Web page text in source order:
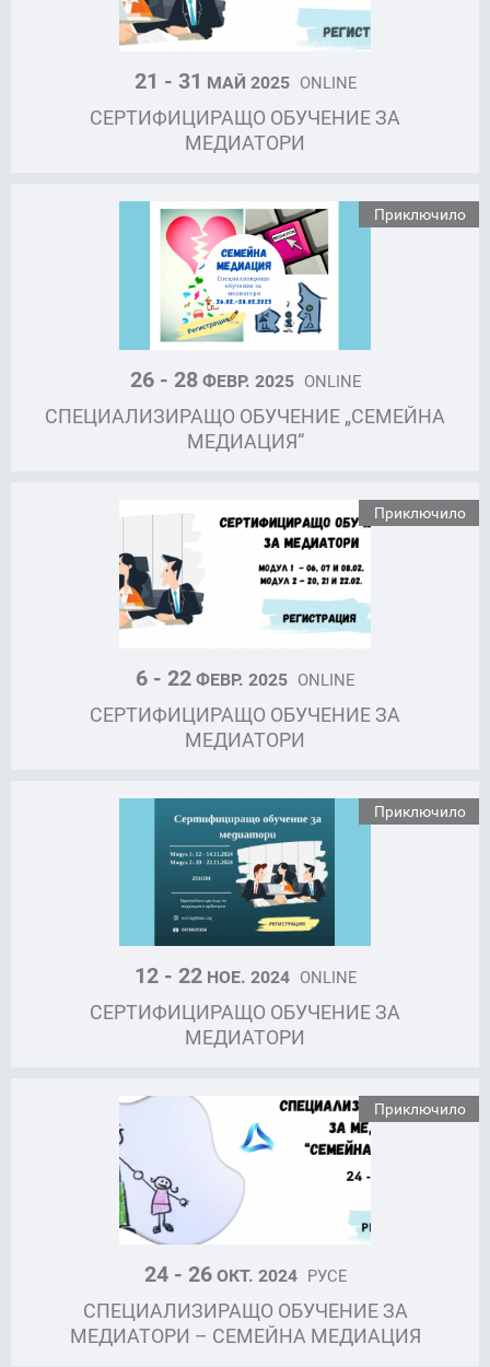
21 - 31 МАЙ 2025 ONLINE
СЕРТИФИЦИРАЩО ОБУЧЕНИЕ ЗА
МЕДИАТОРИ
Приключило
26 - 28ФЕВР. 2025 ONLINE
СПЕЦИАЛИЗИРАЩО ОБУЧЕНИЕ „СЕМЕЙНА
МЕДИАЦИЯ“
Приключило
6 - 22ФЕВР. 2025 ONLINE
СЕРТИФИЦИРАЩО ОБУЧЕНИЕ ЗА
МЕДИАТОРИ
Приключило
12 - 22НОЕ. 2024 ONLINE
СЕРТИФИЦИРАЩО ОБУЧЕНИЕ ЗА
МЕДИАТОРИ
Приключило
24 - 26ОКТ. 2024 РУСЕ
СПЕЦИАЛИЗИРАЩО ОБУЧЕНИЕ ЗА
МЕДИАТОРИ – СЕМЕЙНА МЕДИАЦИЯ